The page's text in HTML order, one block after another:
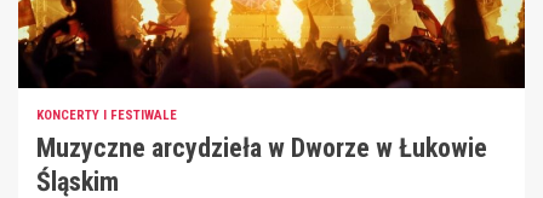
KONCERTY I FESTIWALE
Muzyczne arcydzieła w Dworze w Łukowie
Śląskim